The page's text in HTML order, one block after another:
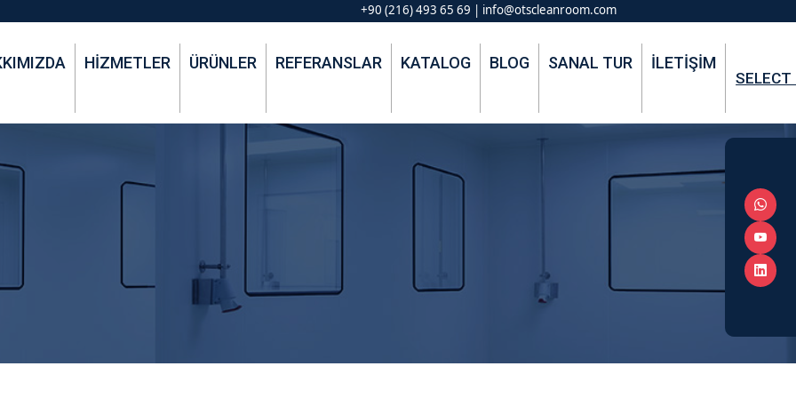
+90 (216) 493 65 69 | info@otscleanroom.com
HIZMETLER ÜRÜNLER REFERANSLAR KATALOG BLOG SANAL TUR İLETIŞIM
SELECT